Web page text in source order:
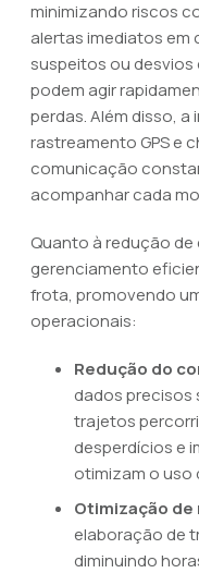
minimizando riscos
alertas imediatos
suspeitos ou desvios
podem agir
perdas. Além disso,
rastreamento GPS e
comunicação
acompanhar cada
Quanto à redução
gerenciamento
frota, promovendo
operacionais:
Redução do
dados precisos
trajetos
desperdícios e
otimizam o uso
Otimização de
elaboração de
diminuindo